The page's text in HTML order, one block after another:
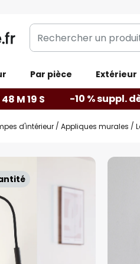
Rechercher
un
catégorie...
Par pièce Extérieur
M 18 S -10 % suppl.
d'intérieur Appliques murales